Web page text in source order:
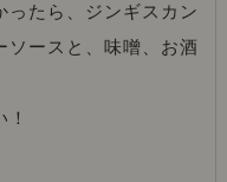
ったら、ジンギスカン
ソースと、味噌、お酒